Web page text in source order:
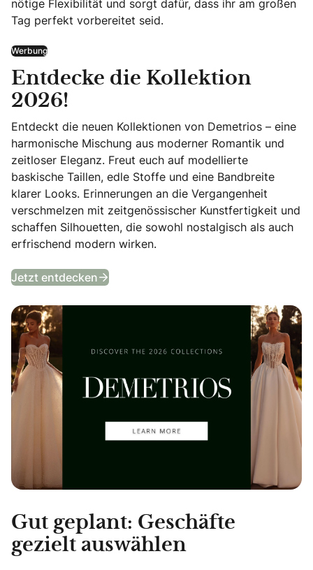
nötige Flexibilität und sorgt dafür, dass ihr am großen
Tag perfekt vorbereitet seid.
Werbung
Entdecke die Kollektion
2026!
Entdeckt die neuen Kollektionen von Demetrios – eine
harmonische Mischung aus moderner Romantik und
zeitloser Eleganz. Freut euch auf modellierte
baskische Taillen, edle Stoffe und eine Bandbreite
klarer Looks. Erinnerungen an die Vergangenheit
verschmelzen mit zeitgenössischer Kunstfertigkeit und
schaffen Silhouetten, die sowohl nostalgisch als auch
erfrischend modern wirken.
Jetzt entdecken Entdecke die Kollektion 2026!
Gut geplant: Geschäfte
gezielt auswählen